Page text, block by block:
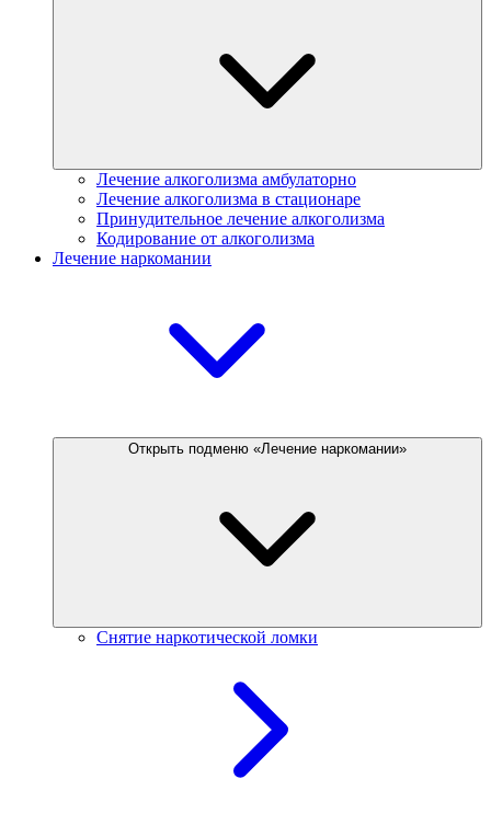
Лечение алкоголизма амбулаторно
Лечение алкоголизма в стационаре
Принудительное лечение алкоголизма
Кодирование от алкоголизма
Лечение наркомании
Открыть подменю «Лечение наркомании»
Снятие наркотической ломки